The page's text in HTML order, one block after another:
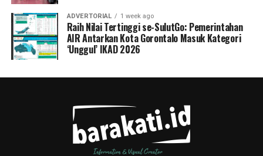
ADVERTORIAL 1 week ago
Raih Nilai Tertinggi se-SulutGo: Pemerintahan
AIR Antarkan Kota Gorontalo Masuk Kategori
‘Unggul’ IKAD 2026